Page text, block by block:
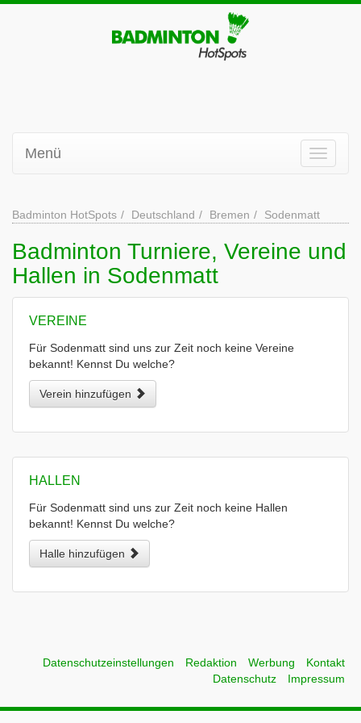
Menü
Badminton HotSpots Deutschland Bremen Sodenmatt
Badminton Turniere, Vereine und
Hallen in Sodenmatt
VEREINE
Für Sodenmatt sind uns zur Zeit noch keine Vereine
bekannt! Kennst Du welche?
Verein hinzufügen
HALLEN
Für Sodenmatt sind uns zur Zeit noch keine Hallen
bekannt! Kennst Du welche?
Halle hinzufügen
Datenschutzeinstellungen Redaktion Werbung
Kontakt
Datenschutz
Impressum